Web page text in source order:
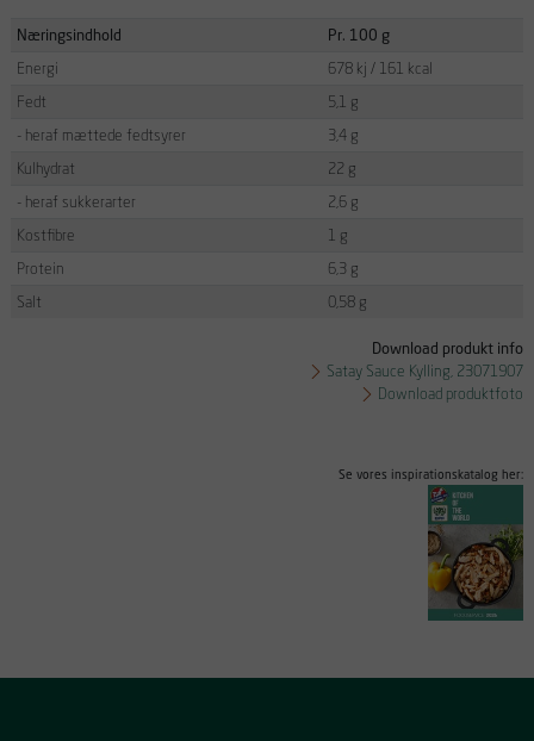
Næringsindhold
Pr. 100 g
Energi
678 kj / 161 kcal
Fedt
5,1 g
- heraf mættede fedtsyrer
3,4 g
Kulhydrat
22 g
- heraf sukkerarter
2,6 g
Kostfibre
1 g
Protein
6,3 g
Salt
0,58 g
Download produkt info
Satay Sauce Kylling, 23071907
Download produktfoto
Se vores inspirationskatalog her: